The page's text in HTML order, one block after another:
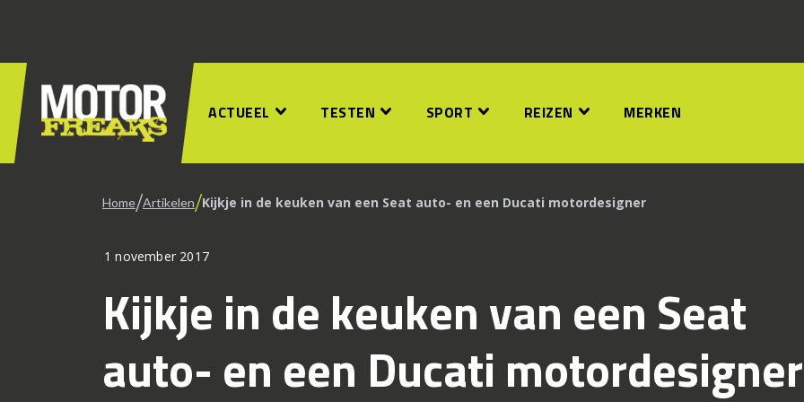
ACTUEEL TESTEN SPORT REIZEN MERKEN
Home/Artikelen/Kijkje in de keuken van een Seat auto- en een Ducati motordesigner
1 november 2017
Kijkje in de keuken van een Seat
auto- en een Ducati motordesigner